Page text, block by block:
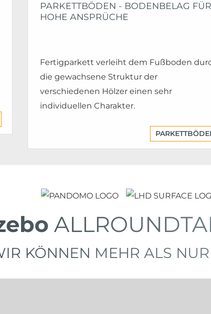
PARKETTBÖDEN - BODENBELAG FÜR
HOHE ANSPRÜCHE
Fertigparkett verleiht dem Fußboden
die gewachsene Struktur der
verschiedenen Hölzer einen sehr
individuellen Charakter.
KÖNNEN MEHR ALS